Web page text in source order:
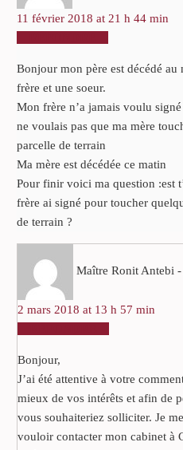
11 février 2018 at 21 h 44 min
Bonjour mon père est décédé au
frère et une soeur.
Mon frère n’a jamais voulu
ne voulais pas que ma mère
parcelle de terrain
Ma mère est décédée ce matin
Pour finir voici ma question :est
frère ai signé pour toucher
de terrain ?
Maître Ronit Antebi -
2 mars 2018 at 13 h 57 min
Bonjour,
J’ai été attentive à votre
mieux de vos intérêts et afin de
vous souhaiteriez solliciter. Je
vouloir contacter mon cabinet à